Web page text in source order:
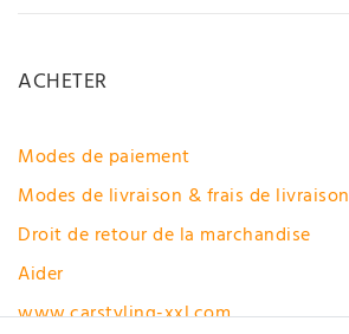
ACHETER
Modes de paiement
Modes de livraison & frais de livraison
Droit de retour de la marchandise
Aider
www.carstyling-xxl.com